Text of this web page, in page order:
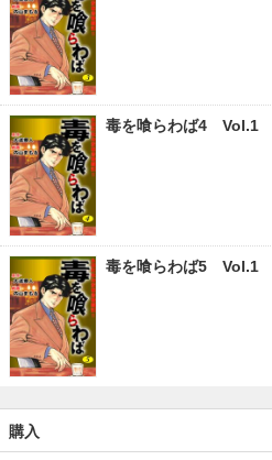
毒を喰らわば4 Vol.1
毒を喰らわば5 Vol.1
購入